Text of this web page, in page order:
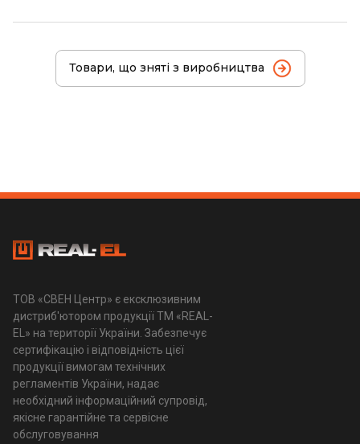
Товари, що зняті з виробництва
ТОВ «СВЕН Центр» є ексклюзивним
дистриб'ютором продукції ТМ «REAL-
EL» на території України. Забезпечує
сертифікацію і відповідність цієї
продукції вимогам технічних
регламентів України, надає
необхідний інформаційний супровід,
якісне гарантійне та сервісне
обслуговування